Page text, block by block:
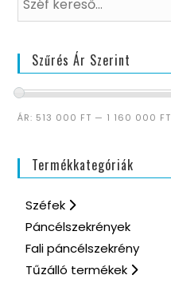
Szűrés Ár Szerint
ÁR: 513 000 FT — 1 160 000 FT
Termékkategóriák
Széfek
Páncélszekrények
Fali páncélszekrény
Tűzálló termékek